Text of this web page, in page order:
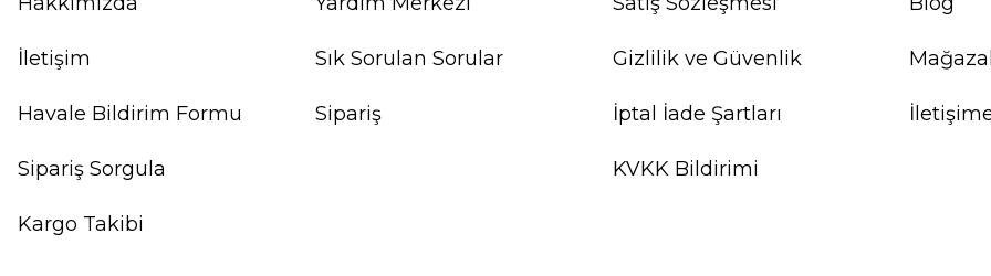
İletişim
Havale Bildirim Formu
Sipariş Sorgula
Kargo Takibi
Sık Sorulan Sorular
Sipariş
Gizlilik ve Güvenlik
İptal İade Şartları
KVKK Bildirimi